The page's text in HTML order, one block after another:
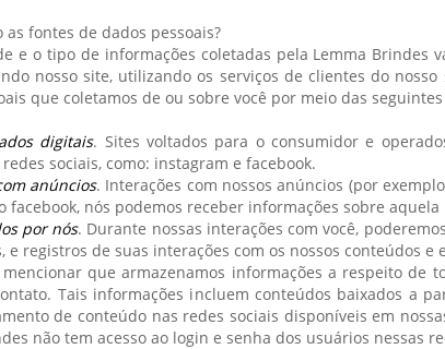
as fontes de dados pessoais?
e o tipo de informações coletadas pela Lemma Brindes
nosso site, utilizando os serviços de clientes do
que coletamos de ou sobre você por meio das
digitais. Sites voltados para o consumidor e
sociais, como: instagram e facebook.
anúncios. Interações com nossos anúncios (por
facebook, nós podemos receber informações sobre aquela
por nós. Durante nossas interações com você,
e registros de suas interações com os nossos conteúdos e
mencionar que armazenamos informações a respeito
Tais informações incluem conteúdos baixados a
de conteúdo nas redes sociais disponíveis em
não tem acesso ao login e senha dos usuários nessas